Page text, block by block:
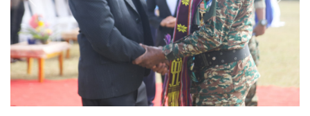
Previous Next